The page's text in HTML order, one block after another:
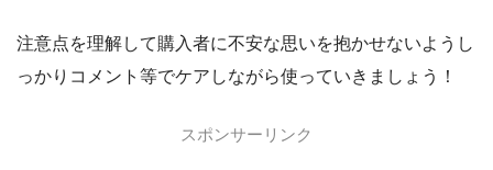
注意点を理解して購入者に不安な思いを抱かせないようし
っかりコメント等でケアしながら使っていきましょう！
スポンサーリンク